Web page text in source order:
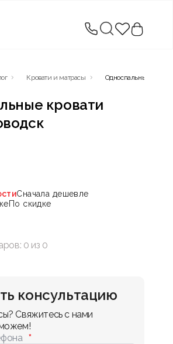
Кровати и матрасы Односпальные
кровати
Сначала дешевле
По скидке
0 из 0
консультацию
Свяжитесь с нами